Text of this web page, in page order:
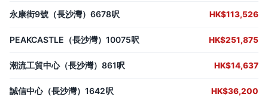
永康街9號（長沙灣）6678呎 HK$113,526
PEAKCASTLE（長沙灣）10075呎 HK$251,875
潮流工貿中心（長沙灣）861呎 HK$14,637
誠信中心（長沙灣）1642呎 HK$36,200